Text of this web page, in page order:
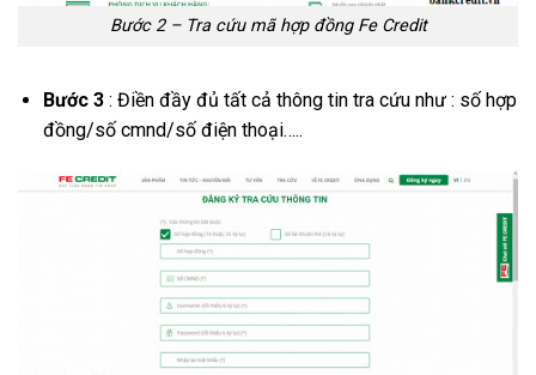
Bước 2 – Tra cứu mã hợp đồng Fe Credit
Bước 3: Điền đầy đủ tất cả thông tin tra cứu như : số hợp
đồng/số cmnd/số điện thoại…..